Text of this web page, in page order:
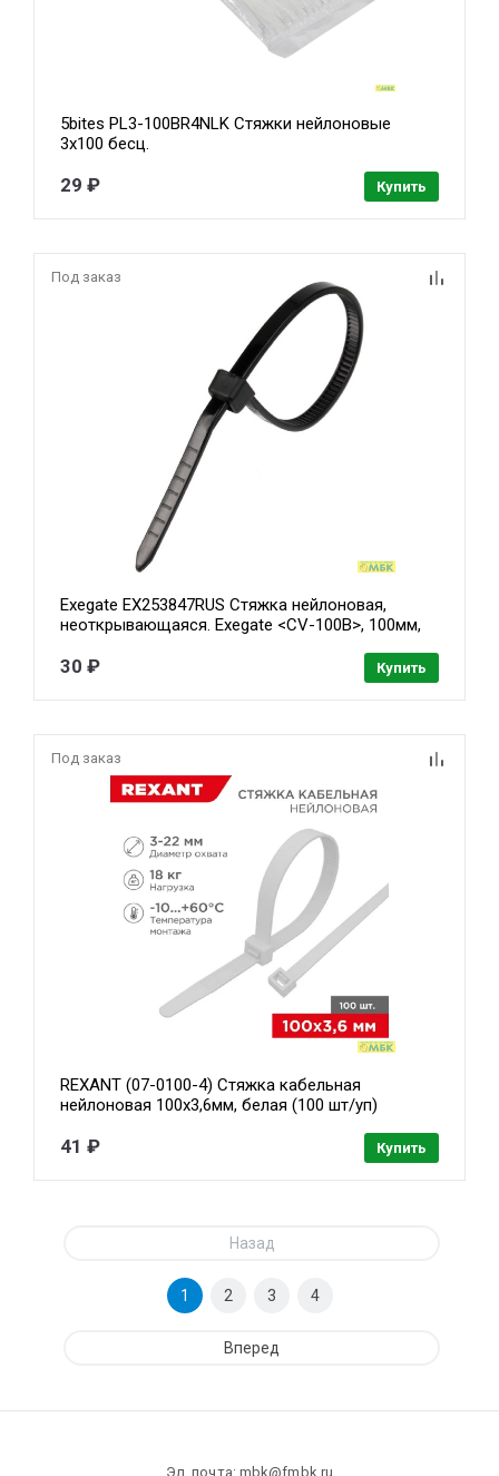
5bites PL3-100BR4NLK Стяжки нейлоновые
3х100 бесц.
29 ₽ Купить
Под заказ
Exegate EX253847RUS Стяжка нейлоновая,
неоткрывающаяся. Exegate <CV-100B>, 100мм,
30 ₽ Купить
Под заказ
REXANT (07-0100-4) Стяжка кабельная
нейлоновая 100x3,6мм, белая (100 шт/уп)
41 ₽ Купить
Назад
1 2 3 4
Вперед
Эл. почта: mbk@fmbk.ru